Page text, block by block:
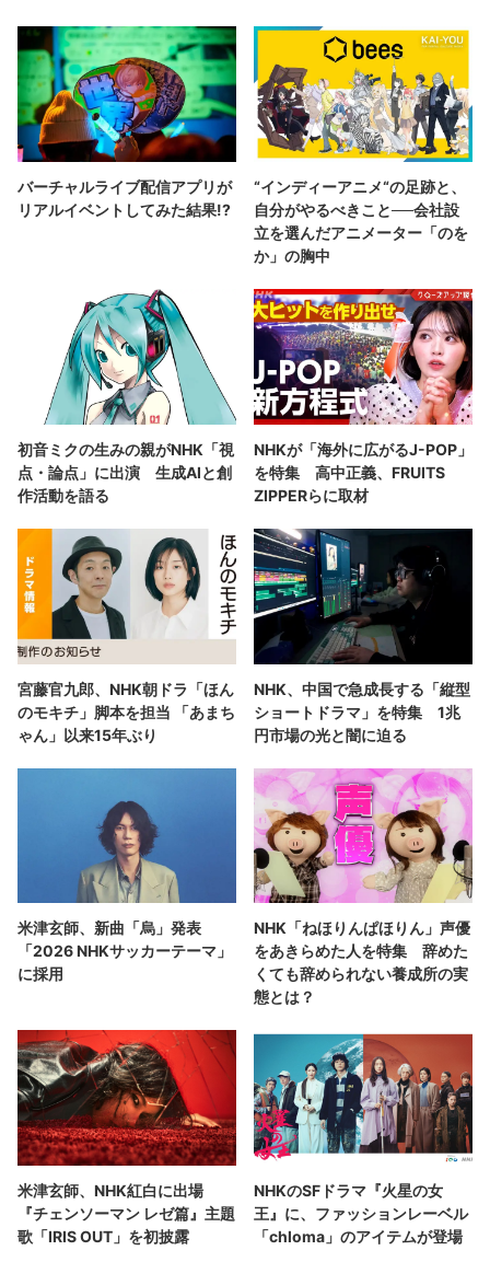
バーチャルライブ配信アプリが
リアルイベントしてみた結果!?
“インディーアニメ“の足跡と、
自分がやるべきこと──会社設
立を選んだアニメーター「のを
か」の胸中
初音ミクの生みの親がNHK「視
点・論点」に出演 生成AIと創
作活動を語る
NHKが「海外に広がるJ-POP」
を特集 高中正義、​FRUITS
ZIPPERらに取材
宮藤官九郎、NHK朝ドラ「ほん
のモキチ」脚本を担当 「あまち
ゃん」以来15年ぶり
NHK、中国で急成長する「縦型
ショートドラマ」を特集 1兆
円市場の光と闇に迫る
米津玄師、新曲「烏」発表
「2026 NHKサッカーテーマ」
に採用
NHK「ねほりんぱほりん」声優
をあきらめた人を特集 辞めた
くても辞められない養成所の実
態とは？
米津玄師、NHK紅白に出場
『チェンソーマン レゼ篇』主題
歌「IRIS OUT」を初披露
NHKのSFドラマ『火星の女
王』に、ファッションレーベル
「chloma」のアイテムが登場